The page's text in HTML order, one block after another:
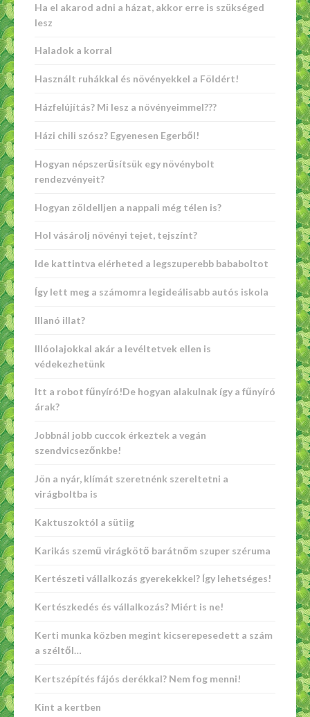
Ha el akarod adni a házat, akkor erre is szükséged
lesz
Haladok a korral
Használt ruhákkal és növényekkel a Földért!
Házfelújítás? Mi lesz a növényeimmel???
Házi chili szósz? Egyenesen Egerből!
Hogyan népszerűsítsük egy növénybolt
rendezvényeit?
Hogyan zöldelljen a nappali még télen is?
Hol vásárolj növényi tejet, tejszínt?
Ide kattintva elérheted a legszuperebb bababoltot
Így lett meg a számomra legideálisabb autós iskola
Illanó illat?
Illóolajokkal akár a levéltetvek ellen is
védekezhetünk
Itt a robot fűnyíró!De hogyan alakulnak így a fűnyíró
árak?
Jobbnál jobb cuccok érkeztek a vegán
szendvicsezőnkbe!
Jön a nyár, klímát szeretnénk szereltetni a
virágboltba is
Kaktuszoktól a sütiig
Karikás szemű virágkötő barátnőm szuper széruma
Kertészeti vállalkozás gyerekekkel? Így lehetséges!
Kertészkedés és vállalkozás? Miért is ne!
Kerti munka közben megint kicserepesedett a szám
a széltől…
Kertszépítés fájós derékkal? Nem fog menni!
Kint a kertben